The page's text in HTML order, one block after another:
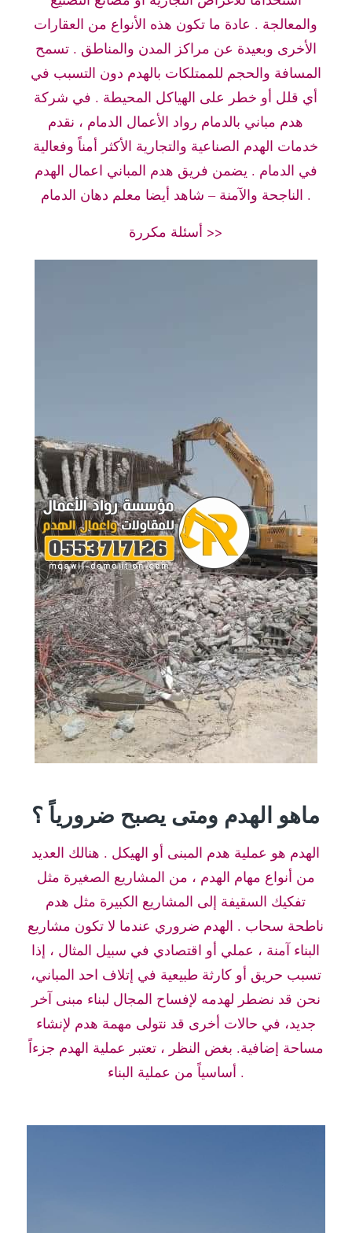
والمعالجة . عادة ما تكون هذه الأنواع من العقارات
الأخرى وبعيدة عن مراكز المدن والمناطق . تسمح
المسافة والحجم للممتلكات بالهدم دون التسبب في
أي قلل أو خطر على الهياكل المحيطة . في شركة
هدم مباني بالدمام رواد الأعمال الدمام ، نقدم
خدمات الهدم الصناعية والتجارية الأكثر أمناً وفعالية
في الدمام . يضمن فريق هدم المباني اعمال الهدم
الناجحة والآمنة – شاهد أيضا معلم دهان الدمام .
أسئلة مكررة >>
ماهو الهدم ومتى يصبح ضرورياً ؟
الهدم هو عملية هدم المبنى أو الهيكل . هنالك العديد
من أنواع مهام الهدم ، من المشاريع الصغيرة مثل
تفكيك السقيفة إلى المشاريع الكبيرة مثل هدم
ناطحة سحاب . الهدم ضروري عندما لا تكون مشاريع
البناء آمنة ، عملي أو اقتصادي في سبيل المثال ، إذا
تسبب حريق أو كارثة طبيعية في إتلاف احد المباني،
نحن قد نضطر لهدمه لإفساح المجال لبناء مبنى آخر
جديد، في حالات أخرى قد نتولى مهمة هدم لإنشاء
مساحة إضافية. بغض النظر ، تعتبر عملية الهدم جزءاً
أساسياً من عملية البناء .